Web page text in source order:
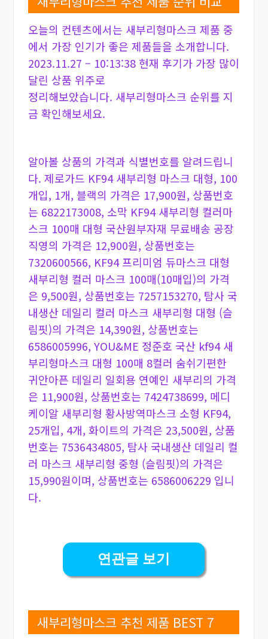
오늘의 컨텐츠에서는 새부리형마스크 제품 중
에서 가장 인기가 좋은 제품들을 소개합니다.
2023.11.27 – 10:13:38 현재 후기가 가장 많이
달린 상품 위주로
정리해보았습니다. 새부리형마스크 순위를 지
금 확인해보세요.
알아볼 상품의 가격과 식별번호를 알려드립니
다. 제로가드 KF94 새부리형 마스크 대형, 100
개입, 1개, 블랙의 가격은 17,900원, 상품번호
는 6822173008, 소막 KF94 새부리형 컬러마
스크 100매 대형 국산원부자재 무료배송 공장
직영의 가격은 12,900원, 상품번호는
7320600566, KF94 프리미엄 듀마스크 대형
새부리형 컬러 마스크 100매(10매입)의 가격
은 9,500원, 상품번호는 7257153270, 탐사 국
내생산 데일리 컬러 마스크 새부리형 대형 (슬
림핏)의 가격은 14,390원, 상품번호는
6586005996, YOU&ME 정준호 국산 kf94 새
부리형마스크 대형 100매 8컬러 숨쉬기편한
귀안아픈 데일리 일회용 연예인 새부리의 가격
은 11,900원, 상품번호는 7424738699, 메디
케이알 새부리형 황사방역마스크 소형 KF94,
25개입, 4개, 화이트의 가격은 23,500원, 상품
번호는 7536434805, 탐사 국내생산 데일리 컬
러 마스크 새부리형 중형 (슬림핏)의 가격은
15,990원이며, 상품번호는 6586006229 입니
다.
연관글 보기
새부리형마스크 추천 제품 BEST 7